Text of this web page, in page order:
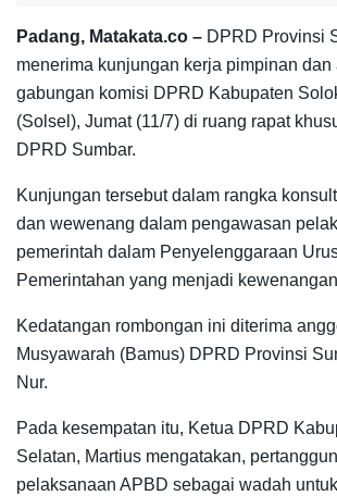
Padang, Matakata.co – DPRD Provinsi
menerima kunjungan kerja pimpinan dan
gabungan komisi DPRD Kabupaten
(Solsel), Jumat (11/7) di ruang rapat
DPRD Sumbar.
Kunjungan tersebut dalam rangka
dan wewenang dalam pengawasan
pemerintah dalam Penyelenggaraan
Pemerintahan yang menjadi
Kedatangan rombongan ini diterima
Musyawarah (Bamus) DPRD Provinsi
Nur.
Pada kesempatan itu, Ketua DPRD
Selatan, Martius mengatakan,
pelaksanaan APBD sebagai wadah